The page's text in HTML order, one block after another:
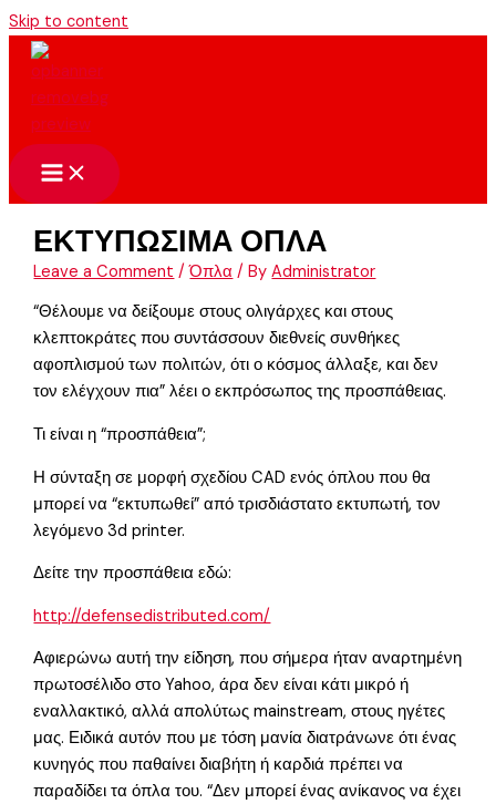
Skip to content
ΕΚΤΥΠΩΣΙΜΑ ΟΠΛΑ
Leave a Comment /Όπλα / ByAdministrator
“Θέλουμε να δείξουμε στους ολιγάρχες και στους
κλεπτοκράτες που συντάσσουν διεθνείς συνθήκες
αφοπλισμού των πολιτών, ότι ο κόσμος άλλαξε, και δεν
τον ελέγχουν πια” λέει ο εκπρόσωπος της προσπάθειας.
Τι είναι η “προσπάθεια”;
Η σύνταξη σε μορφή σχεδίου CAD ενός όπλου που θα
μπορεί να “εκτυπωθεί” από τρισδιάστατο εκτυπωτή, τον
λεγόμενο 3d printer.
Δείτε την προσπάθεια εδώ:
http://defensedistributed.com/
Αφιερώνω αυτή την είδηση, που σήμερα ήταν αναρτημένη
πρωτοσέλιδο στο Yahoo, άρα δεν είναι κάτι μικρό ή
εναλλακτικό, αλλά απολύτως mainstream, στους ηγέτες
μας. Ειδικά αυτόν που με τόση μανία διατράνωνε ότι ένας
κυνηγός που παθαίνει διαβήτη ή καρδιά πρέπει να
παραδίδει τα όπλα του. “Δεν μπορεί ένας ανίκανος να έχει